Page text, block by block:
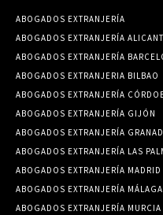
ABOGADOS EXTRANJERÍA
ABOGADOS EXTRANJERÍA
ABOGADOS EXTRANJERÍA
ABOGADOS EXTRANJERIA BILBAO
ABOGADOS EXTRANJERÍA
ABOGADOS EXTRANJERÍA GIJÓN
ABOGADOS EXTRANJERÍA
ABOGADOS EXTRANJERÍA LAS
ABOGADOS EXTRANJERÍA MADRID
ABOGADOS EXTRANJERÍA MÁLAGA
ABOGADOS EXTRANJERÍA MURCIA